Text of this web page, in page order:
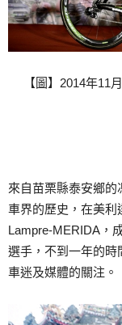
【圖】2014年11
來自苗栗縣泰安鄉的
車界的歷史，在美利
Lampre-MERIDA，
選手，不到一年的時
車迷及媒體的關注。